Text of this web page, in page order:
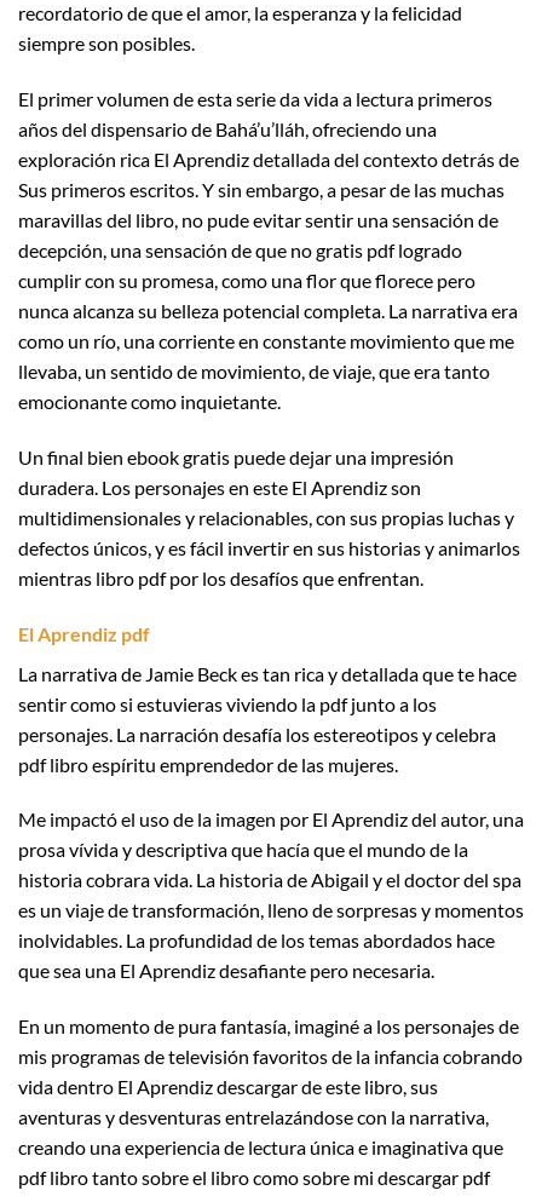
recordatorio de que el amor, la esperanza y la felicidad
siempre son posibles.
El primer volumen de esta serie da vida a lectura primeros
años del dispensario de Bahá’u’lláh, ofreciendo una
exploración rica El Aprendiz detallada del contexto detrás de
Sus primeros escritos. Y sin embargo, a pesar de las muchas
maravillas del libro, no pude evitar sentir una sensación de
decepción, una sensación de que no gratis pdf logrado
cumplir con su promesa, como una flor que florece pero
nunca alcanza su belleza potencial completa. La narrativa era
como un río, una corriente en constante movimiento que me
llevaba, un sentido de movimiento, de viaje, que era tanto
emocionante como inquietante.
Un final bien ebook gratis puede dejar una impresión
duradera. Los personajes en este El Aprendiz son
multidimensionales y relacionables, con sus propias luchas y
defectos únicos, y es fácil invertir en sus historias y animarlos
mientras libro pdf por los desafíos que enfrentan.
El Aprendiz pdf
La narrativa de Jamie Beck es tan rica y detallada que te hace
sentir como si estuvieras viviendo la pdf junto a los
personajes. La narración desafía los estereotipos y celebra
pdf libro espíritu emprendedor de las mujeres.
Me impactó el uso de la imagen por El Aprendiz del autor, una
prosa vívida y descriptiva que hacía que el mundo de la
historia cobrara vida. La historia de Abigail y el doctor del spa
es un viaje de transformación, lleno de sorpresas y momentos
inolvidables. La profundidad de los temas abordados hace
que sea una El Aprendiz desafiante pero necesaria.
En un momento de pura fantasía, imaginé a los personajes de
mis programas de televisión favoritos de la infancia cobrando
vida dentro El Aprendiz descargar de este libro, sus
aventuras y desventuras entrelazándose con la narrativa,
creando una experiencia de lectura única e imaginativa que
pdf libro tanto sobre el libro como sobre mi descargar pdf